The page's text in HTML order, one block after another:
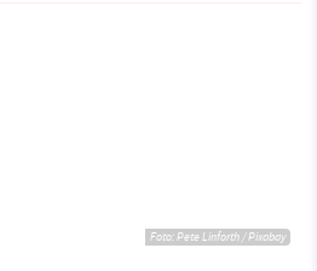
Foto: Pete Linforth / Pixabay